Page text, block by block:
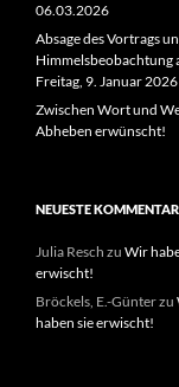
06.03.2026
Absage des Vortrags
Himmelsbeobachtung
Freitag, 9. Januar 2026
Zwischen Wort und
Abheben erwünscht!
NEUESTE KOMMENTAR
Julia Resch zu Wir
erwischt!
Bröckels, E.-Günterzu
haben sie erwischt!